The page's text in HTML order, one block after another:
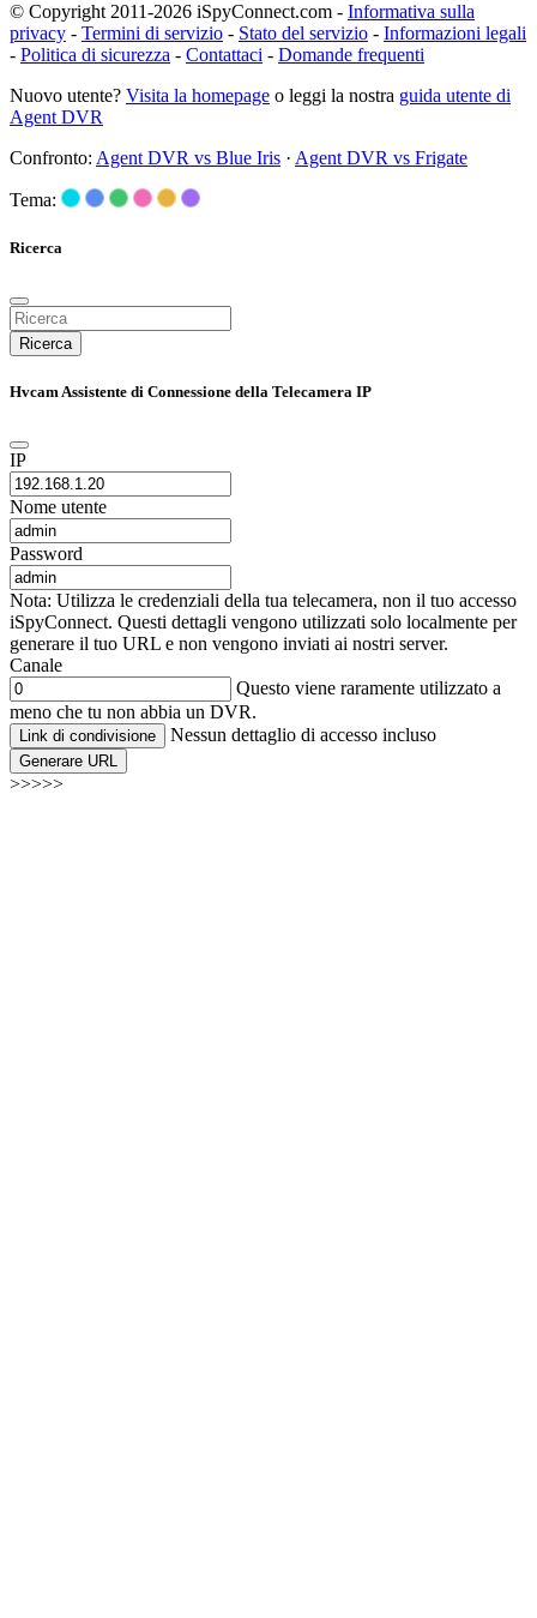
© Copyright 2011-2026 iSpyConnect.com - Informativa sulla
privacy - Termini di servizio - Stato del servizio - Informazioni legali
- Politica di sicurezza - Contattaci - Domande frequenti
Nuovo utente? Visita la homepage o leggi la nostra guida utente di
Agent DVR
Confronto: Agent DVR vs Blue Iris · Agent DVR vs Frigate
Tema:
Ricerca
Ricerca
Hvcam Assistente di Connessione della Telecamera IP
IP
Nome utente
Password
Nota: Utilizza le credenziali della tua telecamera, non il tuo accesso
iSpyConnect. Questi dettagli vengono utilizzati solo localmente per
generare il tuo URL e non vengono inviati ai nostri server.
Canale
Questo viene raramente utilizzato a
meno che tu non abbia un DVR.
Link di condivisione Nessun dettaglio di accesso incluso
Generare URL
>>>>>